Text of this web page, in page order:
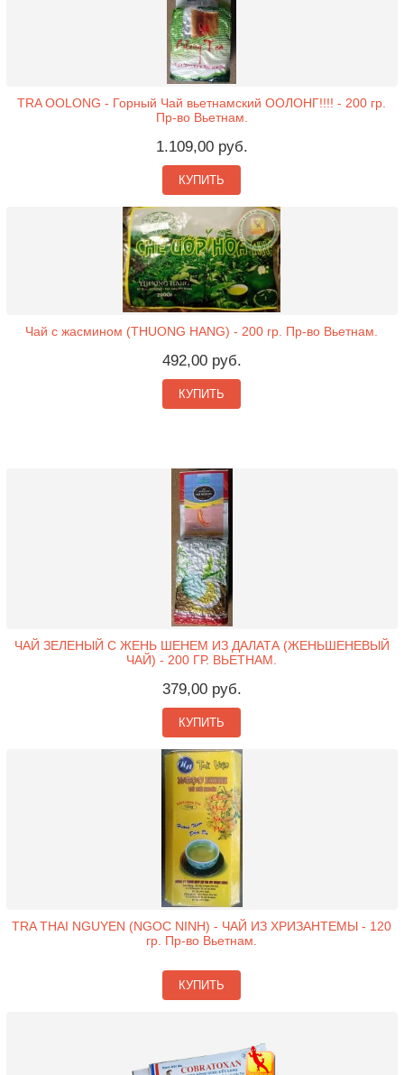
TRA OOLONG - Горный Чай вьетнамский ООЛОНГ!!!! - 200 гр.
Пр-во Вьетнам.
1.109,00 руб.
КУПИТЬ
Чай с жасмином (THUONG HANG) - 200 гр. Пр-во Вьетнам.
492,00 руб.
КУПИТЬ
ЧАЙ ЗЕЛЕНЫЙ С ЖЕНЬ ШЕНЕМ ИЗ ДАЛАТА (ЖЕНЬШЕНЕВЫЙ
ЧАЙ) - 200 ГР. ВЬЕТНАМ.
379,00 руб.
КУПИТЬ
TRA THAI NGUYEN (NGOC NINH) - ЧАЙ ИЗ ХРИЗАНТЕМЫ - 120
гр. Пр-во Вьетнам.
КУПИТЬ